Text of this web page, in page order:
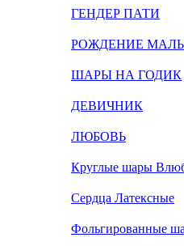
ГЕНДЕР ПАТИ
РОЖДЕНИЕ
ШАРЫ НА ГОДИК
ДЕВИЧНИК
ЛЮБОВЬ
Круглые шары
Сердца Латексные
Фольгированные